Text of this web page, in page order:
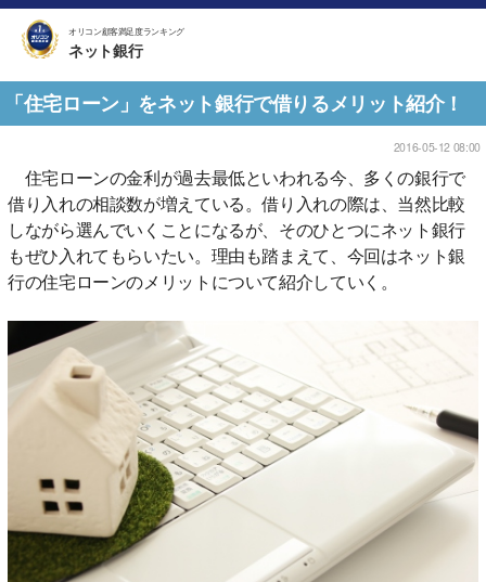
オリコン顧客満足度ランキング
ネット銀行
「住宅ローン」をネット銀行で借りるメリット紹介！
2016-05-12 08:00
住宅ローンの金利が過去最低といわれる今、多くの銀行で
借り入れの相談数が増えている。借り入れの際は、当然比較
しながら選んでいくことになるが、そのひとつにネット銀行
もぜひ入れてもらいたい。理由も踏まえて、今回はネット銀
行の住宅ローンのメリットについて紹介していく。